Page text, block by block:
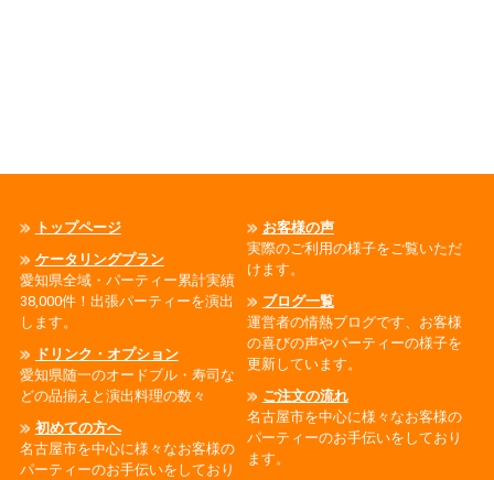
トップページ
ケータリングプラン
愛知県全域・パーティー累計実績
38,000件！出張パーティーを演出
します。
ドリンク・オプション
愛知県随一のオードブル・寿司な
どの品揃えと演出料理の数々
初めての方へ
名古屋市を中心に様々なお客様の
パーティーのお手伝いをしており
お客様の声
実際のご利用の様子をご覧いただ
けます。
ブログ一覧
運営者の情熱ブログです、お客様
の喜びの声やパーティーの様子を
更新しています。
ご注文の流れ
名古屋市を中心に様々なお客様の
パーティーのお手伝いをしており
ます。